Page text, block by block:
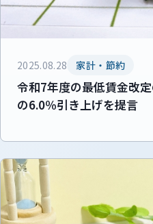
2025.08.28 家計・節約
令和7年度の最低賃金改
の6.0％引き上げを提言